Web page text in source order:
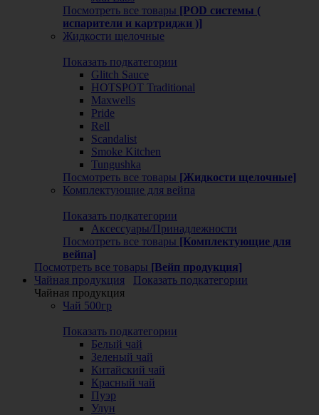
Посмотреть все товары [POD системы (
испарители и картриджи )]
Жидкости щелочные
Показать подкатегории
Glitch Sauce
HOTSPOT Traditional
Maxwells
Pride
Rell
Scandalist
Smoke Kitchen
Tungushka
Посмотреть все товары [Жидкости щелочные]
Комплектующие для вейпа
Показать подкатегории
Аксессуары/Принадлежности
Посмотреть все товары [Комплектующие для
вейпа]
Посмотреть все товары [Вейп продукция]
Чайная продукция
Показать подкатегории
Чайная продукция
Чай 500гр
Показать подкатегории
Белый чай
Зеленый чай
Китайский чай
Красный чай
Пуэр
Улун